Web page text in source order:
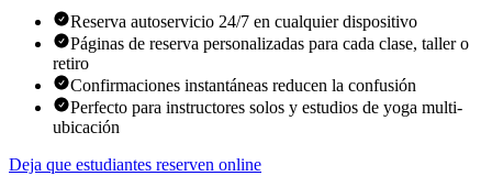
Reserva autoservicio 24/7 en cualquier dispositivo
Páginas de reserva personalizadas para cada clase, taller o
retiro
Confirmaciones instantáneas reducen la confusión
Perfecto para instructores solos y estudios de yoga multi-
ubicación
Deja que estudiantes reserven online